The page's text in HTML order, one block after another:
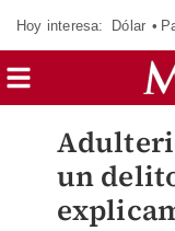
Hoy interesa: Dólar
un